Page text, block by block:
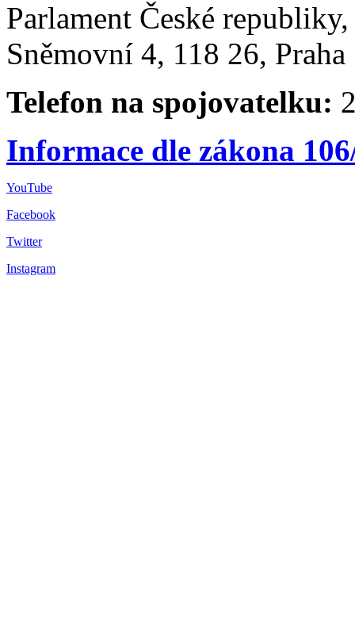
Parlament České
Sněmovní 4, 118 26,
Telefon na spojovatelku:
Informace dle zákona
YouTube
Facebook
Twitter
Instagram